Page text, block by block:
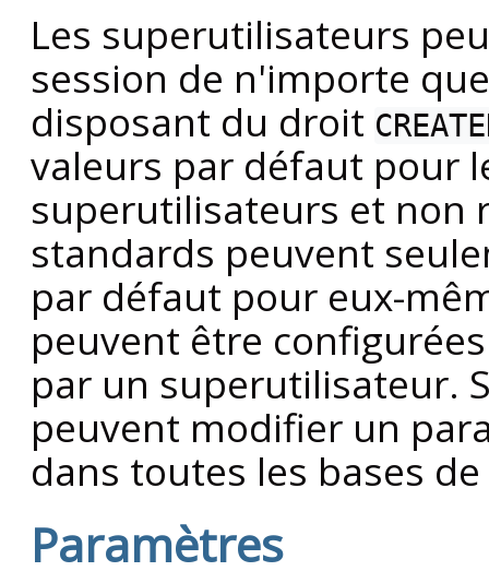
Les superutilisateurs
session de n'importe
disposant du droit
valeurs par défaut pour
superutilisateurs et non
standards peuvent
par défaut pour eux-
peuvent être
par un superutilisateur.
peuvent modifier un
dans toutes les bases
Paramètres